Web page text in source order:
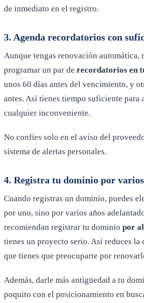
de inmediato en el registro.
3. Agenda recordatorios con
Aunque tengas renovación automática,
programar un par de recordatorios en
unos 60 días antes del vencimiento, y
antes. Así tienes tiempo suficiente para
cualquier inconveniente.
No confíes solo en el aviso del
sistema de alertas personales.
4. Registra tu dominio por
Cuando registras un dominio, puedes
por uno, sino por varios años
recomiendan registrar tu dominio por
tienes un proyecto serio. Así reduces la
que tienes que preocuparte por
Además, darle más antigüedad a tu
poquito con el posicionamiento en